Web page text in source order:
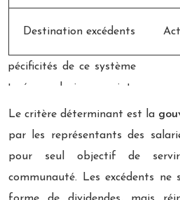
Destination excédents
Le critère déterminant est la
par les représentants des
pour seul objectif de
communauté. Les excédents ne